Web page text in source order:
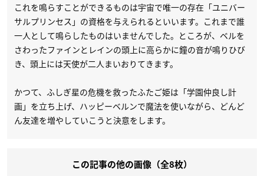
これを鳴らすことができるものは宇宙で唯一の存在「ユニバー
サルプリンセス」の資格を与えられるといいます。これまで誰
一人として鳴らしたものはいませんでした。ところが、ベルを
さわったファインとレインの頭上に高らかに鐘の音が鳴りひび
き、頭上には天使が二人まいおりてきます。
かつて、ふしぎ星の危機を救ったふたご姫は「学園仲良し計
画」を立ち上げ、ハッピーベルンで魔法を使いながら、どんど
ん友達を増やしていこうと決意をします。
この記事の他の画像（全8枚）